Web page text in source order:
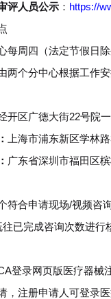
评人员公示 ： https://
周四（法定节假日除
两个分中心根据工作
开区广德大街22号院
上海市浦东新区学林
广东省深圳市福田区
合申请现场/视频咨询
已完成咨询次数进行
录网页版医疗器械
，注册申请人可登录